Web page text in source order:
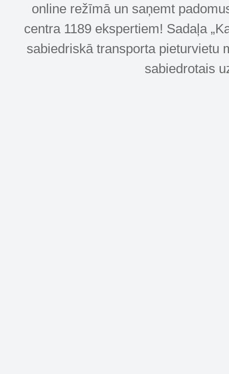
online režīmā un saņemt
centra 1189 ekspertiem! Sadaļa
sabiedriskā transporta pieturvietu
sabiedrotais